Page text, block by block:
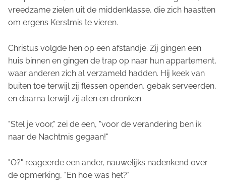
vreedzame zielen uit de middenklasse, die zich haastten
om ergens Kerstmis te vieren.
Christus volgde hen op een afstandje. Zij gingen een
huis binnen en gingen de trap op naar hun appartement,
waar anderen zich al verzameld hadden. Hij keek van
buiten toe terwijl zij flessen openden, gebak serveerden,
en daarna terwijl zij aten en dronken.
"Stel je voor," zei de een, "voor de verandering ben ik
naar de Nachtmis gegaan!"
"O?" reageerde een ander, nauwelijks nadenkend over
de opmerking, "En hoe was het?"